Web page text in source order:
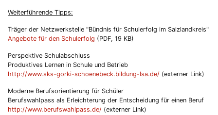
Weiterführende Tipps:
Träger der Netzwerkstelle "Bündnis für Schulerfolg im Salzlandkreis"
Angebote für den Schulerfolg (PDF, 19 KB)
Perspektive Schulabschluss
Produktives Lernen in Schule und Betrieb
http://www.sks-gorki-schoenebeck.bildung-lsa.de/ (externer Link)
Moderne Berufsorientierung für Schüler
Berufswahlpass als Erleichterung der Entscheidung für einen Beruf
http://www.berufswahlpass.de/ (externer Link)